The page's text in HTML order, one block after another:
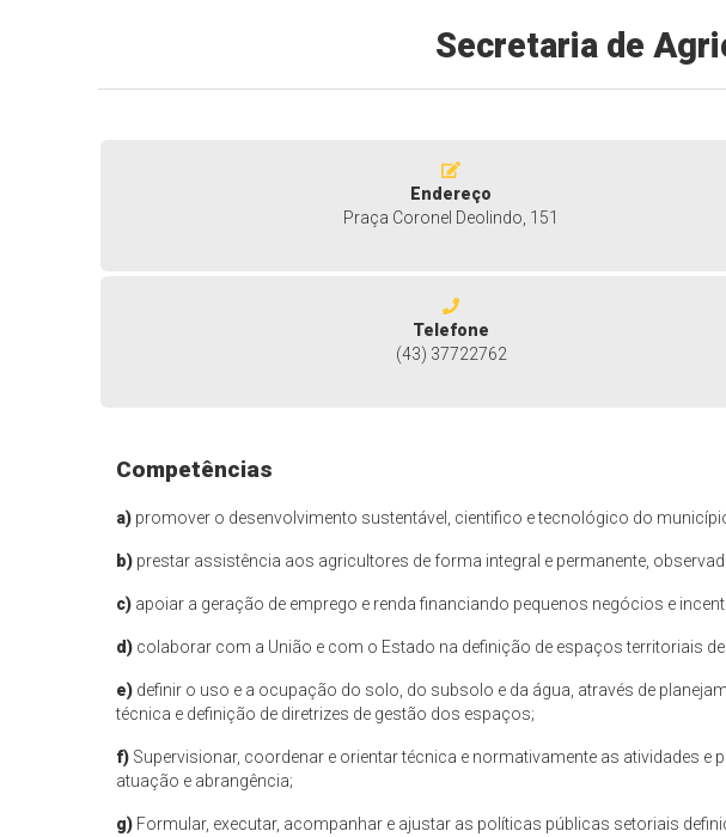
Secretaria de
Endereço
Praça Coronel Deolindo, 151
Telefone
(43) 37722762
Competências
a) promover o desenvolvimento sustentável, cientifico e tecnológico do
b) prestar assistência aos agricultores de forma integral e permanente,
c) apoiar a geração de emprego e renda financiando pequenos negócios e
d) colaborar com a União e com o Estado na definição de espaços territoriais
e) definir o uso e a ocupação do solo, do subsolo e da água, através de
técnica e definição de diretrizes de gestão dos espaços;
f) Supervisionar, coordenar e orientar técnica e normativamente as atividades e
atuação e abrangência;
g) Formular, executar, acompanhar e ajustar as políticas públicas setoriais